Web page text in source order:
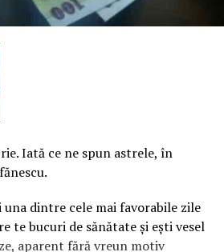
Iată ce ne spun astrele, în
una dintre cele mai favorabile zile
te bucuri de sănătate şi eşti vesel
aparent fără vreun motiv